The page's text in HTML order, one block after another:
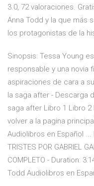
3.0, 72 valoraciones.
Anna Todd y la que más
los protagonistas de la
Sinopsis: Tessa Young
responsable y una novia
aspiraciones de cara a
la saga after - Descarga
saga after Libro 1 Libro
volver a la pagina
Audiolibros en Español ...
TRISTES POR GABRIEL
COMPLETO - Duration:
Todd Audiolibros en